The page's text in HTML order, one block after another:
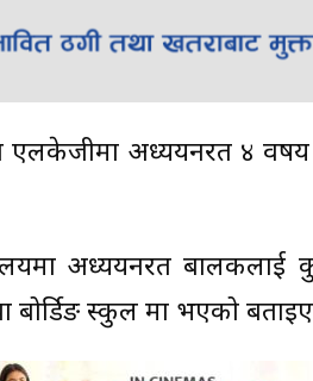
एलकेजीमा अध्ययनरत ४
अध्ययनरत
बोर्डिङ स्कुल मा भएको